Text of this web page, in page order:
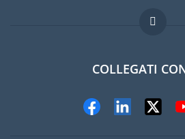
Lavori
Domande
COLLEGATI